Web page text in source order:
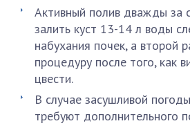
Активный полив дважды за
залить куст 13-14 л воды
набухания почек, а второй
процедуру после того, как
цвести.
В случае засушливой
требуют дополнительного